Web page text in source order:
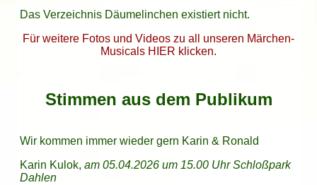
Das Verzeichnis Däumelinchen existiert nicht.
Für weitere Fotos und Videos zu all unseren Märchen-
Musicals HIER klicken.
Stimmen aus dem Publikum
Wir kommen immer wieder gern Karin & Ronald
Karin Kulok, am 05.04.2026 um 15.00 Uhr Schloßpark
Dahlen